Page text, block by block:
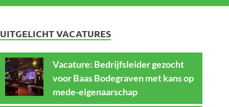
UITGELICHT VACATURES
Vacature: Bedrijfsleider gezocht
voor Baas Bodegraven met kans op
mede-eigenaarschap